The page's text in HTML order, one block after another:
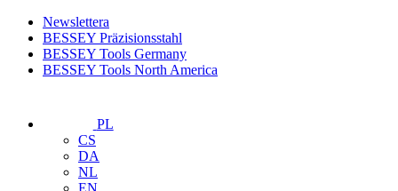
Newslettera
BESSEY Präzisionsstahl
BESSEY Tools Germany
BESSEY Tools North America
PL
CS
DA
NL
EN